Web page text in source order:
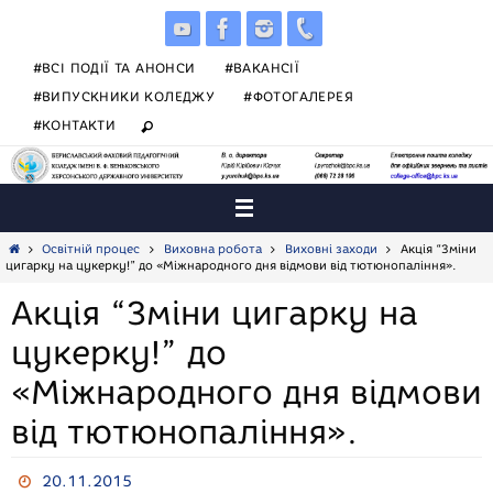
#ВСІ ПОДІЇ ТА АНОНСИ
#ВАКАНСІЇ
#ВИПУСКНИКИ КОЛЕДЖУ
#ФОТОГАЛЕРЕЯ
#КОНТАКТИ
HomeОсвітній процес Виховна робота Виховні заходи
Акція “Зміни
цигарку на цукерку!” до «Міжнародного дня відмови від тютюнопаління».
Акція “Зміни цигарку на
цукерку!” до
«Міжнародного дня відмови
від тютюнопаління».
20.11.2015